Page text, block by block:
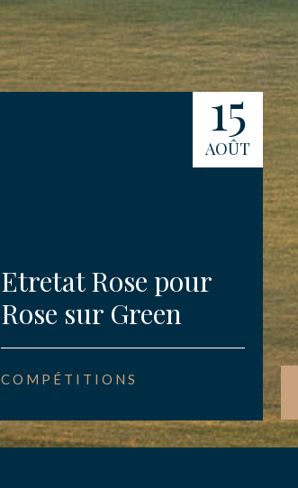
15
AOÛT
Etretat Rose pour
Rose sur Green
COMPÉTITIONS